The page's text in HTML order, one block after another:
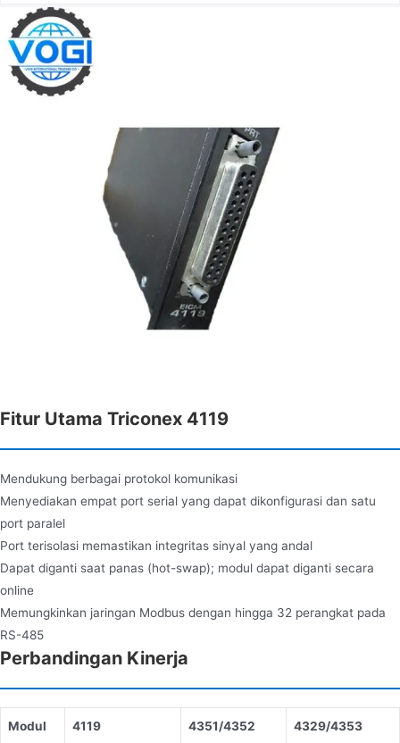
Fitur Utama Triconex 4119
Mendukung berbagai protokol komunikasi
Menyediakan empat port serial yang dapat dikonfigurasi dan satu
port paralel
Port terisolasi memastikan integritas sinyal yang andal
Dapat diganti saat panas (hot-swap); modul dapat diganti secara
online
Memungkinkan jaringan Modbus dengan hingga 32 perangkat pada
RS-485
Perbandingan Kinerja
Modul 4119 4351/4352 4329/4353